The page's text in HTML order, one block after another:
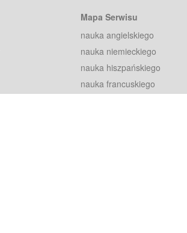
Mapa Serwisu
nauka angielskiego
nauka niemieckiego
nauka hiszpańskiego
nauka francuskiego